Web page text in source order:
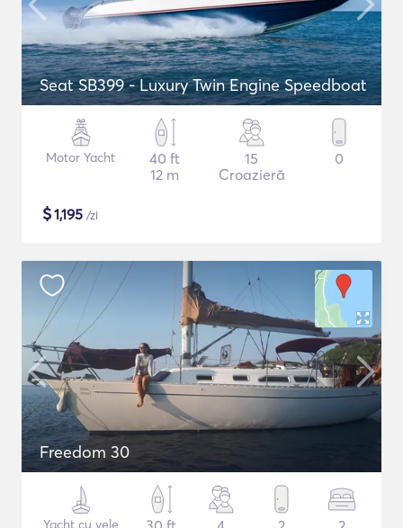
Seat SB399 - Luxury Twin Engine Speedboat
Motor Yacht
40 ft
12 m
15
Croazieră
0
$1,195 /zi
Freedom 30
Yacht cu vele